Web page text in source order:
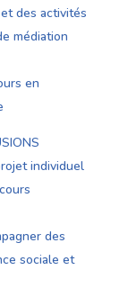
des activités
médiation
en
individuel
des
sociale et